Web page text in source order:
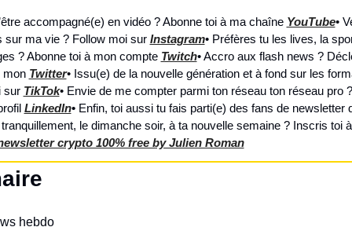
accompagné(e) en vidéo ? Abonne toi à ma chaîne YouTube•
sur ma vie ? Follow moi sur Instagram• Préfères tu les lives, la
? Abonne toi à mon compte Twitch• Accro aux flash news ?
mon Twitter• Issu(e) de la nouvelle génération et à fond sur les
sur TikTok• Envie de me compter parmi ton réseau ton réseau pro
LinkedIn• Enfin, toi aussi tu fais parti(e) des fans de newsletter
le dimanche soir, à ta nouvelle semaine ? Inscris toi
crypto 100% free by Julien Roman
hebdo